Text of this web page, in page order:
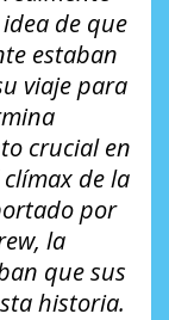
de que
estaban
viaje para
crucial en
de la
por
la
que sus
historia.